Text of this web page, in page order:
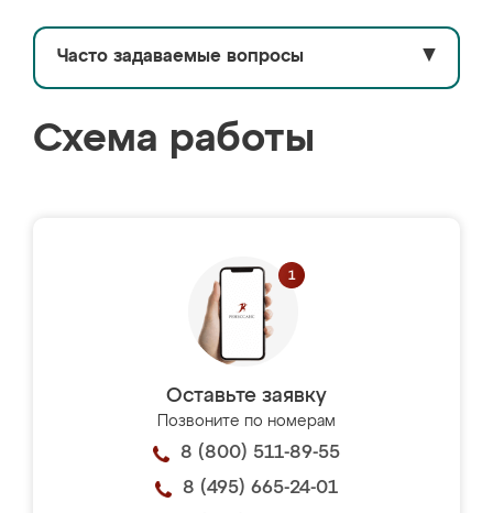
Часто задаваемые вопросы ▼
Схема работы
Оставьте заявку
Позвоните по номерам
8 (800) 511-89-55
8 (495) 665-24-01